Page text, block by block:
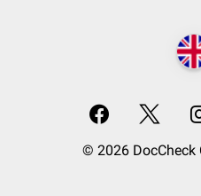
© 2026 DocCheck